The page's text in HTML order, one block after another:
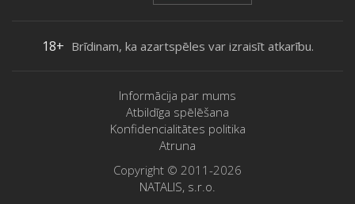
18+ Brīdinam, ka azartspēles var izraisīt atkarību.
Informācija par mums
Atbildīga spēlēšana
Konfidencialitātes politika
Atruna
Copyright © 2011-2026
NATALIS, s.r.o.